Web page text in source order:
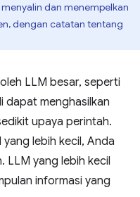
dan menempelkan
dengan catatan tentang
LLM besar, seperti
dapat menghasilkan
upaya perintah.
lebih kecil, Anda
LLM yang lebih kecil
informasi yang